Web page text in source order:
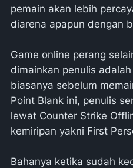
pemain akan lebih
diarena apapun dengan
Game online perang
dimainkan penulis
biasanya sebelum
Point Blank ini, penulis
lewat Counter Strike
kemiripan yakni First
Bahanya ketika sudah